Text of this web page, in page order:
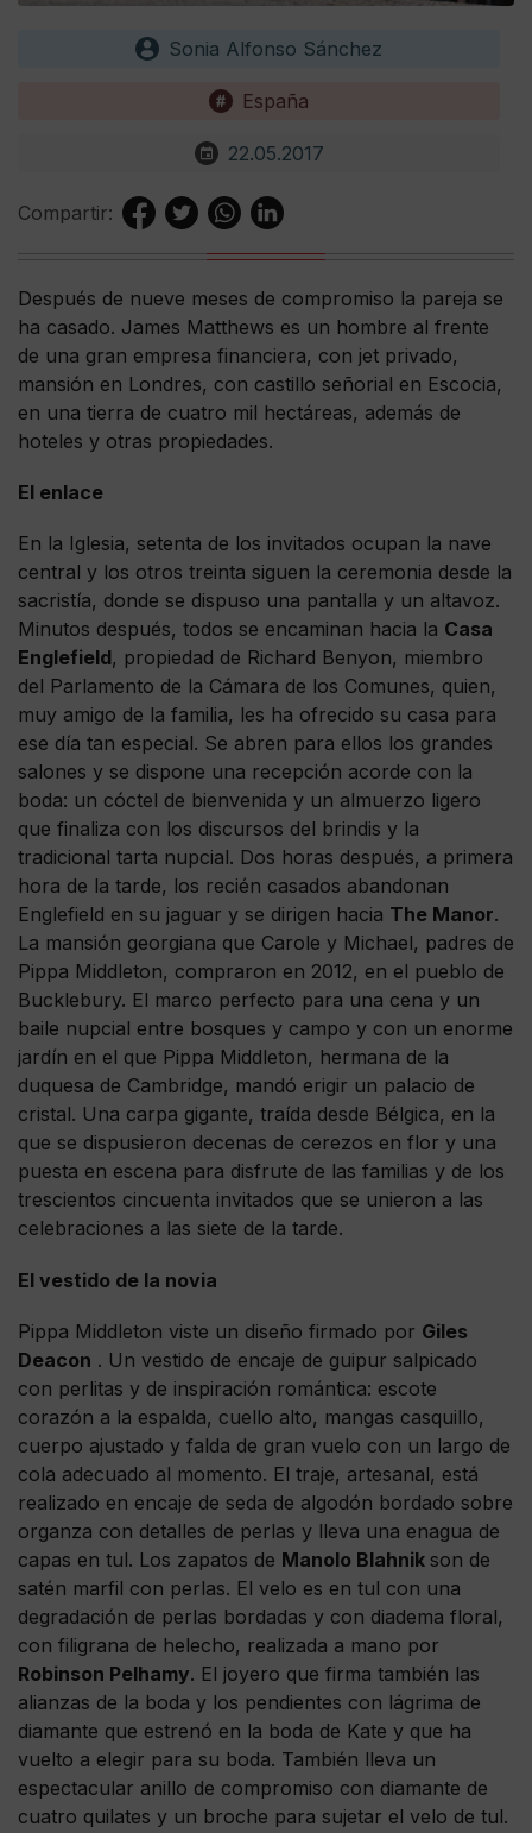
Sonia Alfonso Sánchez
España
22.05.2017
Compartir:
Después de nueve meses de compromiso la pareja se
ha casado. James Matthews es un hombre al frente
de una gran empresa financiera, con jet privado,
mansión en Londres, con castillo señorial en Escocia,
en una tierra de cuatro mil hectáreas, además de
hoteles y otras propiedades.
El enlace
En la Iglesia, setenta de los invitados ocupan la nave
central y los otros treinta siguen la ceremonia desde la
sacristía, donde se dispuso una pantalla y un altavoz.
Minutos después, todos se encaminan hacia la Casa
Englefield, propiedad de Richard Benyon, miembro
del Parlamento de la Cámara de los Comunes, quien,
muy amigo de la familia, les ha ofrecido su casa para
ese día tan especial. Se abren para ellos los grandes
salones y se dispone una recepción acorde con la
boda: un cóctel de bienvenida y un almuerzo ligero
que finaliza con los discursos del brindis y la
tradicional tarta nupcial. Dos horas después, a primera
hora de la tarde, los recién casados abandonan
Englefield en su jaguar y se dirigen hacia The Manor.
La mansión georgiana que Carole y Michael, padres de
Pippa Middleton, compraron en 2012, en el pueblo de
Bucklebury. El marco perfecto para una cena y un
baile nupcial entre bosques y campo y con un enorme
jardín en el que Pippa Middleton, hermana de la
duquesa de Cambridge, mandó erigir un palacio de
cristal. Una carpa gigante, traída desde Bélgica, en la
que se dispusieron decenas de cerezos en flor y una
puesta en escena para disfrute de las familias y de los
trescientos cincuenta invitados que se unieron a las
celebraciones a las siete de la tarde.
El vestido de la novia
Pippa Middleton viste un diseño firmado por Giles
Deacon . Un vestido de encaje de guipur salpicado
con perlitas y de inspiración romántica: escote
corazón a la espalda, cuello alto, mangas casquillo,
cuerpo ajustado y falda de gran vuelo con un largo de
cola adecuado al momento. El traje, artesanal, está
realizado en encaje de seda de algodón bordado sobre
organza con detalles de perlas y lleva una enagua de
capas en tul. Los zapatos de Manolo Blahnik son de
satén marfil con perlas. El velo es en tul con una
degradación de perlas bordadas y con diadema floral,
con filigrana de helecho, realizada a mano por
Robinson Pelhamy. El joyero que firma también las
alianzas de la boda y los pendientes con lágrima de
diamante que estrenó en la boda de Kate y que ha
vuelto a elegir para su boda. También lleva un
espectacular anillo de compromiso con diamante de
cuatro quilates y un broche para sujetar el velo de tul.